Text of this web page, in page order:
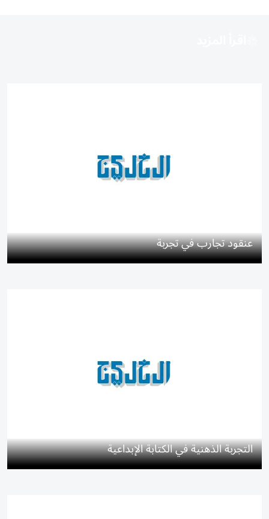
عنقود تجارب في تجربة
التجربة الذهنية في الكتابة الإبداعية